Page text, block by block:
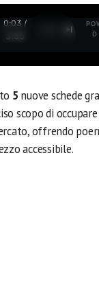
0:03 /
3:35
5 nuove schede
scopo di
offrendo
accessibile.